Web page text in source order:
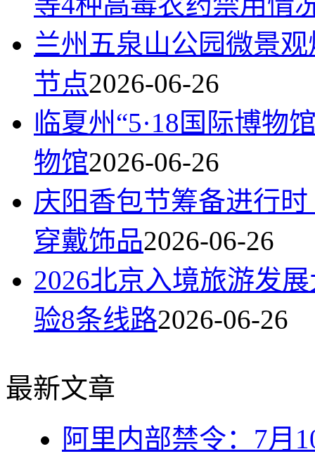
兰州五泉山公园微景
节点2026-06-26
临夏州“5·18国际博物
物馆2026-06-26
庆阳香包节筹备进行
穿戴饰品2026-06-26
2026北京入境旅游发
验8条线路2026-06-26
最新文章
阿里内部禁令：7月